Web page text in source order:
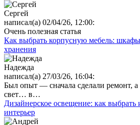
Сергей
написал(а) 02/04/26, 12:00:
Очень полезная статья
Как выбрать корпусную мебель:
хранения
Надежда
написал(а) 27/03/26, 16:04:
Был опыт — сначала сделали ремонт,
свет… в…
Дизайнерское освещение: как выбрать
интерьер